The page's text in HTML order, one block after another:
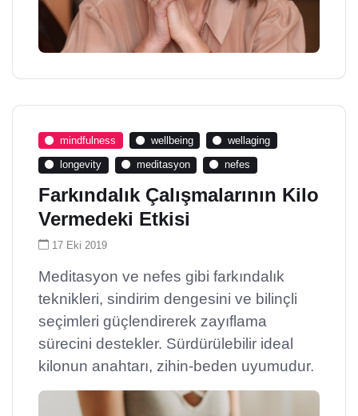
mindfulness wellbeing wellaging
longevity meditasyon nefes
Farkındalık Çalışmalarının Kilo
Vermedeki Etkisi
17 Eki 2019
Meditasyon ve nefes gibi farkındalık
teknikleri, sindirim dengesini ve bilinçli
seçimleri güçlendirerek zayıflama
sürecini destekler. Sürdürülebilir ideal
kilonun anahtarı, zihin-beden uyumudur.